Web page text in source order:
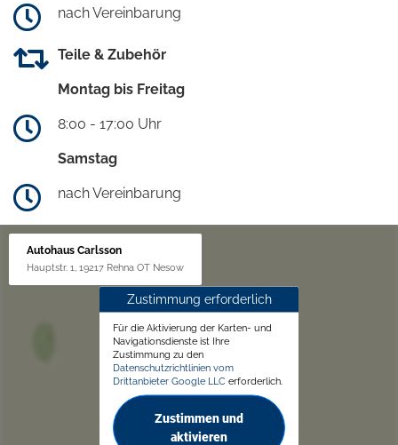
nach Vereinbarung
Teile & Zubehör
Montag bis Freitag
8:00 - 17:00 Uhr
Samstag
nach Vereinbarung
Autohaus Carlsson
Hauptstr. 1, 19217 Rehna OT Nesow
Zustimmung erforderlich
Für die Aktivierung der Karten- und
Navigationsdienste ist Ihre
Zustimmung zu den
Datenschutzrichtlinien vom
Drittanbieter Google LLC erforderlich.
Zustimmen und
aktivieren